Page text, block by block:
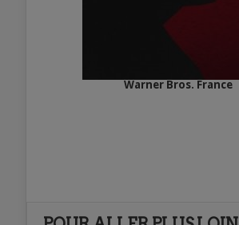
Warner Bros. France